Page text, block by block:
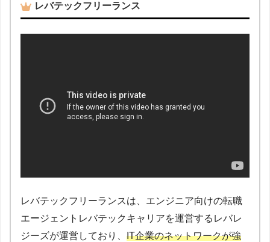
レバテックフリーランス
レバテックフリーランスは、エンジニア向けの転職
エージェントレバテックキャリアを運営するレバレ
ジーズが運営しており、 IT企業のネットワークが強